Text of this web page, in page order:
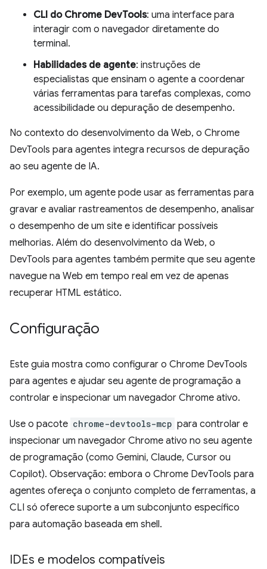
CLI do Chrome DevTools: uma interface para
interagir com o navegador diretamente do
terminal.
Habilidades de agente: instruções de
especialistas que ensinam o agente a coordenar
várias ferramentas para tarefas complexas, como
acessibilidade ou depuração de desempenho.
No contexto do desenvolvimento da Web, o Chrome
DevTools para agentes integra recursos de depuração
ao seu agente de IA.
Por exemplo, um agente pode usar as ferramentas para
gravar e avaliar rastreamentos de desempenho, analisar
o desempenho de um site e identificar possíveis
melhorias. Além do desenvolvimento da Web, o
DevTools para agentes também permite que seu agente
navegue na Web em tempo real em vez de apenas
recuperar HTML estático.
Configuração
Este guia mostra como configurar o Chrome DevTools
para agentes e ajudar seu agente de programação a
controlar e inspecionar um navegador Chrome ativo.
Use o pacote chrome-devtools-mcp para controlar e
inspecionar um navegador Chrome ativo no seu agente
de programação (como Gemini, Claude, Cursor ou
Copilot). Observação: embora o Chrome DevTools para
agentes ofereça o conjunto completo de ferramentas, a
CLI só oferece suporte a um subconjunto específico
para automação baseada em shell.
IDEs e modelos compatíveis